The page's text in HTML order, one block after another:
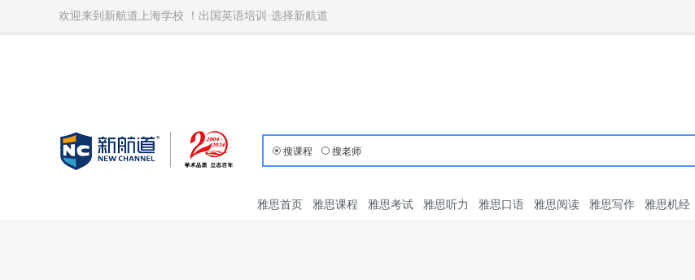
欢迎来到新航道上海学校 ！出国英语培训·选择新航道
搜课程 搜老师
雅思首页 雅思课程 雅思考试 雅思听力 雅思口语 雅思阅读 雅思写作 雅思机经
忘记密码?
请勿将帐号信息提供给他人/机构